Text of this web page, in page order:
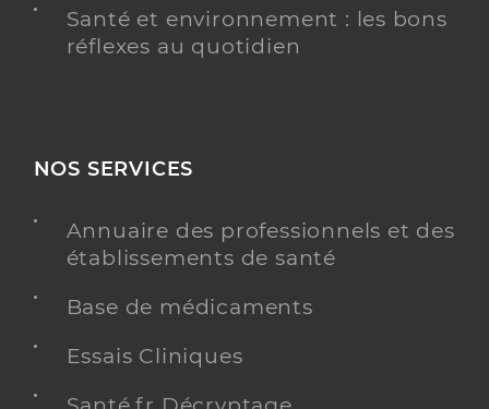
Santé et environnement : les bons
réflexes au quotidien
NOS SERVICES
Annuaire des professionnels et des
établissements de santé
Base de médicaments
Essais Cliniques